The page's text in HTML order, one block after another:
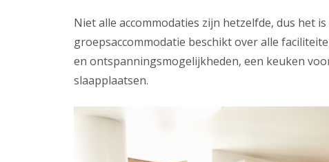
Niet alle accommodaties zijn hetzelfde, dus het
groepsaccommodatie beschikt over alle
en ontspanningsmogelijkheden, een keuken
slaapplaatsen.